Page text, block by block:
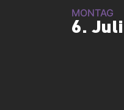
MONTAG
6.